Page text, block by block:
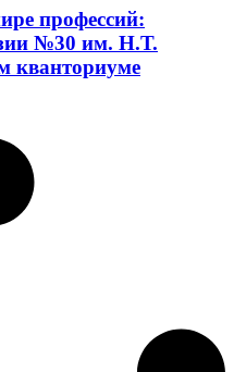
профессий:
№30 им. Н.Т.
кванториуме